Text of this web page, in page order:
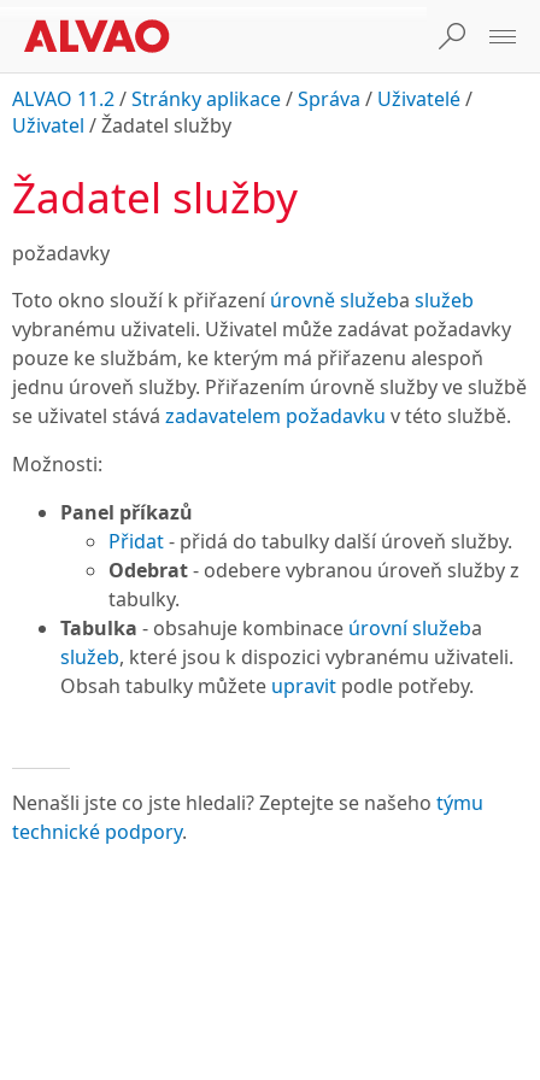
ALVAO 11.2/Stránky aplikace/Správa / Uživatelé/
Uživatel /Žadatel služby
Žadatel služby
požadavky
Toto okno slouží k přiřazení úrovně služeba služeb
vybranému uživateli. Uživatel může zadávat požadavky
pouze ke službám, ke kterým má přiřazenu alespoň
jednu úroveň služby. Přiřazením úrovně služby ve službě
se uživatel stává zadavatelem požadavku v této službě.
Možnosti:
Panel příkazů
Přidat- přidá do tabulky další úroveň služby.
Odebrat- odebere vybranou úroveň služby z
tabulky.
Tabulka - obsahuje kombinace úrovní služeba
služeb, které jsou k dispozici vybranému uživateli.
Obsah tabulky můžete upravit podle potřeby.
Nenašli jste co jste hledali? Zeptejte se našeho týmu
technické podpory.